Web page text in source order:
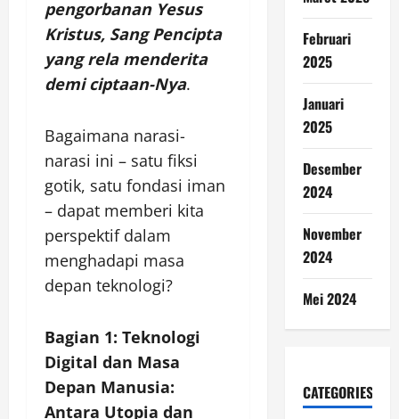
pengorbanan Yesus
Kristus, Sang Pencipta
yang rela menderita
demi ciptaan-Nya.
Bagaimana narasi-
narasi ini – satu fiksi
gotik, satu fondasi iman
– dapat memberi kita
perspektif dalam
menghadapi masa
depan teknologi?
Bagian 1: Teknologi
Digital dan Masa
Depan Manusia:
Antara Utopia dan
Februari
2025
Januari
2025
Desember
2024
November
2024
Mei 2024
CATEGORIES